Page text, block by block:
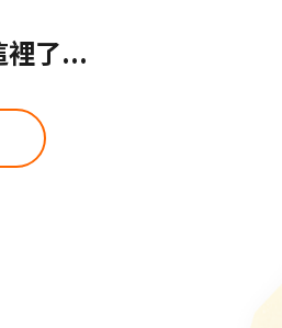
裡了...